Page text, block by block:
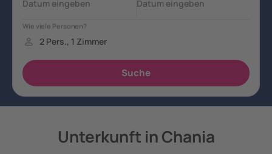
Unterkunft in Chania